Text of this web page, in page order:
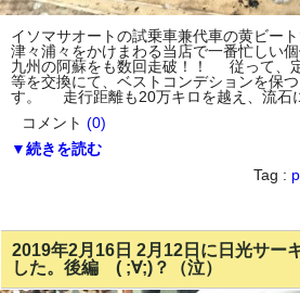
イソマサオートの試乗車兼代車の黄ビー
津々浦々をかけまわる当店で一番忙しい
九州の阿蘇をも数回走破！！ 従って、
等を交換にて、ベストコンデションを保
す。 走行距離も20万キロを越え、流石
コメント (0)
▼続きを読む
Tag :
2019年2月16日 2月12日に日光サー
した。後編 ( ;∀;)？（泣）